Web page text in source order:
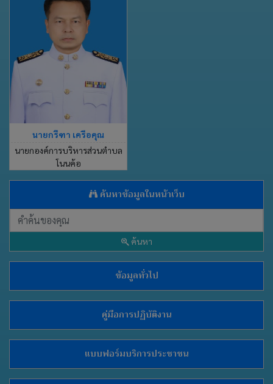
นายกรีฑา เครือคุณ
นายกองค์การบริหารส่วนตำบล
โนนค้อ
ค้นหาข้อมูลในหน้าเว็บ
ค้นหา
ข้อมูลทั่วไป
คู่มือการปฏิบัติงาน
แบบฟอร์มบริการประชาชน